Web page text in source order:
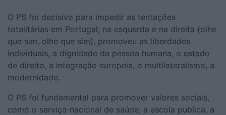
O PS foi decisivo para impedir as tentações
totalitárias em Portugal, na esquerda e na direita (olhe
que sim, olhe que sim), promoveu as liberdades
individuais, a dignidade da pessoa humana, o estado
de direito, a integração europeia, o multilateralismo, a
modernidade.
O PS foi fundamental para promover valores sociais,
como o serviço nacional de saúde, a escola publica, a